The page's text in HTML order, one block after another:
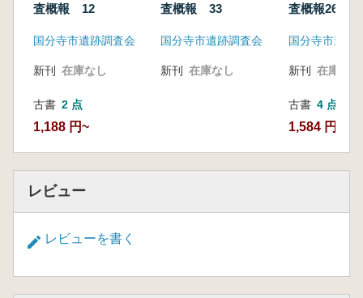
査概報 12
国分寺市遺跡調査会
新刊 在庫なし
古書 2 点
1,188 円~
査概報 33
国分寺市遺跡調査会
新刊 在庫なし
査概報26
国分寺市遺跡
新刊 在庫なし
古書 4 点
1,584 円~
レビュー
レビューを書く